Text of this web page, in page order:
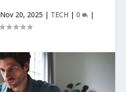
Nov 20, 2025 | TECH | 0 |